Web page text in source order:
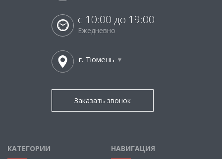
с 10:00 до 19:00
Ежедневно
г. Тюмень
Заказать звонок
КАТЕГОРИИ НАВИГАЦИЯ